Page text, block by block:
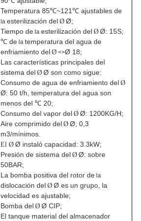
Temperatura 85℃~121℃ ajustables de
laesterilización del Ø Ø;
Tiempo de laesterilización del Ø Ø: 15S;
℃ de latemperatura del agua de
enfriamiento del Ø <>Ø 18;
Las características principales del
sistema del Ø Ø son como sigue:
Consumo de agua de enfriamiento del Ø
Ø: 50 t/h, temperatura del agua son
menos del ℃ 20;
Consumo del vapor del Ø Ø: 1200KG/H;
Aire comprimido del Ø Ø; 0,3
m3/mínimos.
El Ø Ø instaló capacidad: 3.3kW;
Presión de sistema del Ø Ø: sobre
50BAR;
La bomba positiva del rotor de la
dislocación del Ø Ø es un grupo, la
velocidad es ajustable;
Bomba del Ø Ø CIP;
El tanque material del almacenador